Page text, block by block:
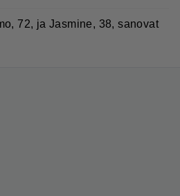
72, ja Jasmine, 38, sanovat